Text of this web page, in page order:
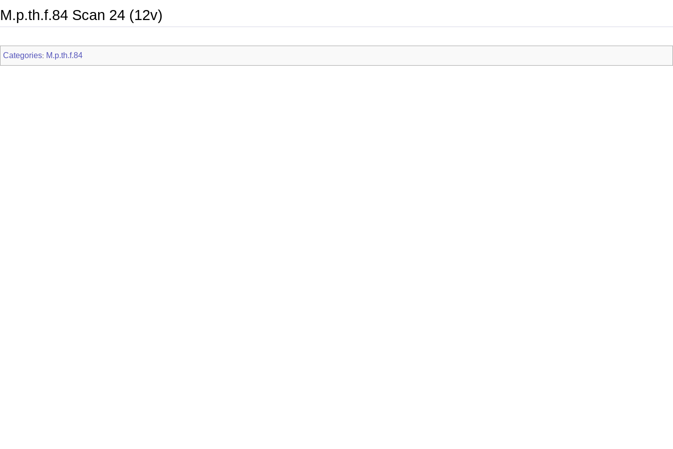
M.p.th.f.84 Scan 24 (12v)
Categories: M.p.th.f.84